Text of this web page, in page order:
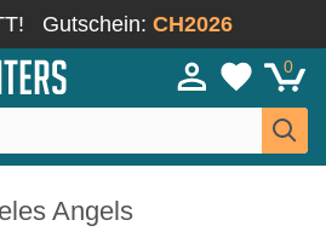
Gutschein: CH2026
0
Angels